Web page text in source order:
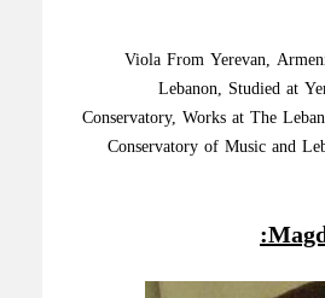
Viola From Yerevan,
Lebanon, Studied at
Conservatory, Works at The
Conservatory of Music and